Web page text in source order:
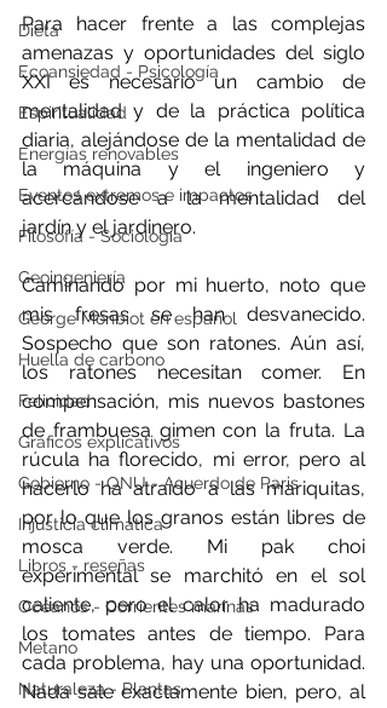
Dieta
Ecoansiedad - Psicología
Espiritualidad
Energías renovables
Eventos extremos e impactos
Filosofía - Sociología
Geoingeniería
George Monbiot en español
Huella de carbono
Felicidad
Gráficos explicativos
Gobierno - ONU - Acuerdo de Paris
Injusticia climática
Libros - reseñas
Océanos - Corrientes marinas
Metano
Naturaleza - Plantas
Para hacer frente a las complejas
amenazas y oportunidades del siglo
XXI es necesario un cambio de
mentalidad y de la práctica política
diaria, alejándose de la mentalidad de
la máquina y el ingeniero y
acercándose a la mentalidad del
jardín y el jardinero.
Caminando por mi huerto, noto que
mis fresas se han desvanecido.
Sospecho que son ratones. Aún así,
los ratones necesitan comer. En
compensación, mis nuevos bastones
de frambuesa gimen con la fruta. La
rúcula ha florecido, mi error, pero al
hacerlo ha atraído a las mariquitas,
por lo que los granos están libres de
mosca verde. Mi pak choi
experimental se marchitó en el sol
caliente, pero el calor ha madurado
los tomates antes de tiempo. Para
cada problema, hay una oportunidad.
Nada sale exactamente bien, pero, al